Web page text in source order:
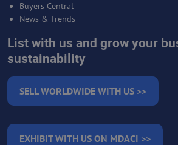
Buyers Central
News & Trends
List with us and grow your
sustainability
SELL WORLDWIDE WITH US >>
EXHIBIT WITH US ON MDACI >>